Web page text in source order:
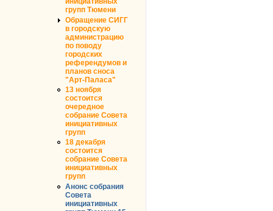
групп Тюмени
Обращение СИГГ
в городскую
администрацию
по поводу
городских
референдумов и
планов сноса
"Арт-Паласа"
13 ноября
состоится
очередное
собрание Совета
инициативных
групп
18 декабря
состоится
собрание Совета
инициативных
групп
Анонс собрания
Совета
инициативных